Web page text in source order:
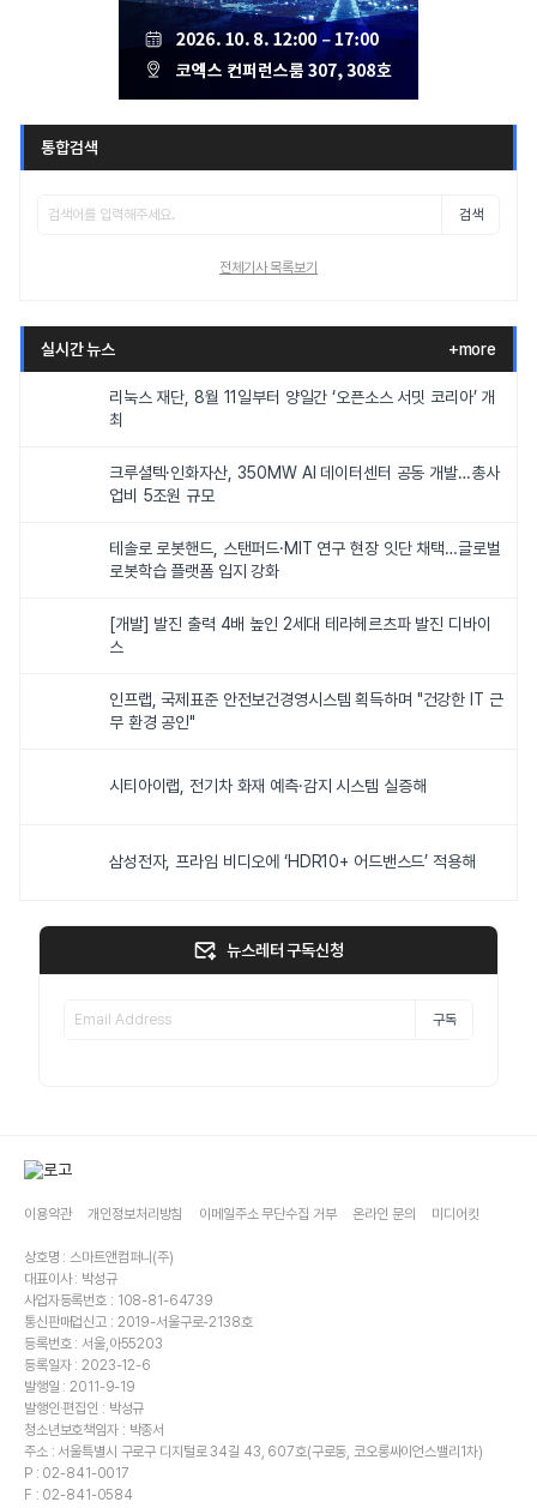
통합검색
검색
전체기사 목록보기
실시간 뉴스 +more
리눅스 재단, 8월 11일부터 양일간 ‘오픈소스 서밋 코리아’ 개
최
크루셜텍·인화자산, 350MW AI 데이터센터 공동 개발…총사
업비 5조원 규모
테솔로 로봇핸드, 스탠퍼드·MIT 연구 현장 잇단 채택…글로벌
로봇학습 플랫폼 입지 강화
[개발] 발진 출력 4배 높인 2세대 테라헤르츠파 발진 디바이
스
인프랩, 국제표준 안전보건경영시스템 획득하며 "건강한 IT 근
무 환경 공인"
시티아이랩, 전기차 화재 예측·감지 시스템 실증해
삼성전자, 프라임 비디오에 ‘HDR10+ 어드밴스드’ 적용해
뉴스레터 구독신청
구독
이용약관 개인정보처리방침 이메일주소 무단수집 거부 온라인 문의 미디어킷
상호명 : 스마트앤컴퍼니(주)
대표이사 : 박성규
사업자등록번호 : 108-81-64739
통신판매업신고 : 2019-서울구로-2138호
등록번호 : 서울,아55203
등록일자 : 2023-12-6
발행일 : 2011-9-19
발행인·편집인 : 박성규
청소년보호책임자 : 박종서
주소 : 서울특별시 구로구 디지털로 34길 43, 607호(구로동, 코오롱싸이언스밸리1차)
P : 02-841-0017
F : 02-841-0584